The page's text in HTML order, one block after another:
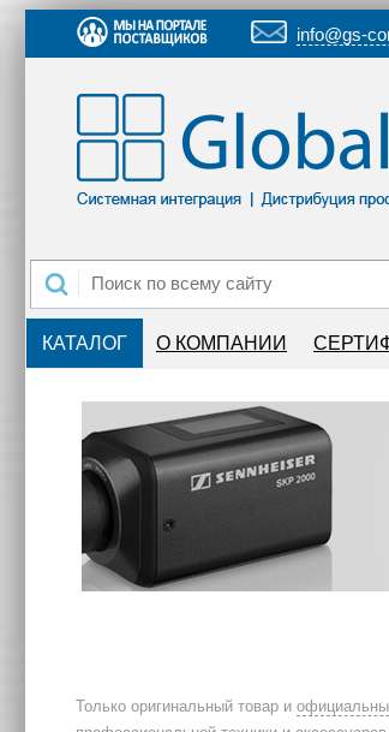
info@gs-
КАТАЛОГ О КОМПАНИИ
Только оригинальный товар и